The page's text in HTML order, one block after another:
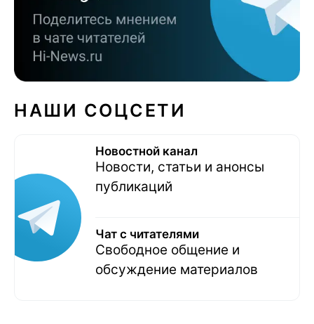
НАШИ СОЦСЕТИ
Новостной канал
Новости, статьи и анонсы
публикаций
Чат с читателями
Свободное общение и
обсуждение материалов